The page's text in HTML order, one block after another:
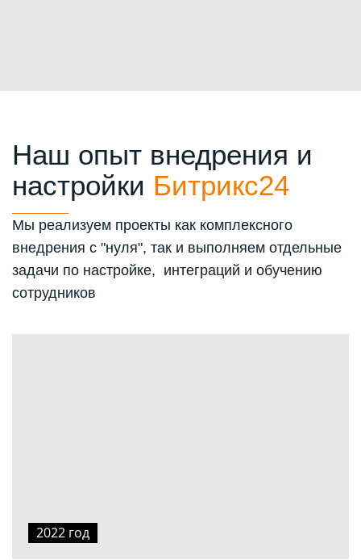
Наш опыт внедрения и
настройки Битрикс24
Мы реализуем проекты как комплексного
внедрения с "нуля", так и выполняем отдельные
задачи по настройке, интеграций и обучению
сотрудников
2022 год